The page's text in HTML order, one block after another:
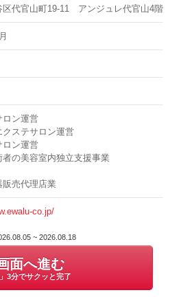
均月収35万円以上を達成していま
でも大歓迎！お気軽にご応募くださ
~ 2026.08.18
面へ進む
3分でサクッと完了
ご案内となります。
おこないます。
的に判断し、合否をお伝えさせて頂
区代官山町19‐11 アンジュレ代官山4階
ロン運営
クステサロン運営
ロン運営
者の美容室内独立支援事業
販売代理店業
co.jp/
~ 2026.08.18
面へ進む
3分でサクッと完了